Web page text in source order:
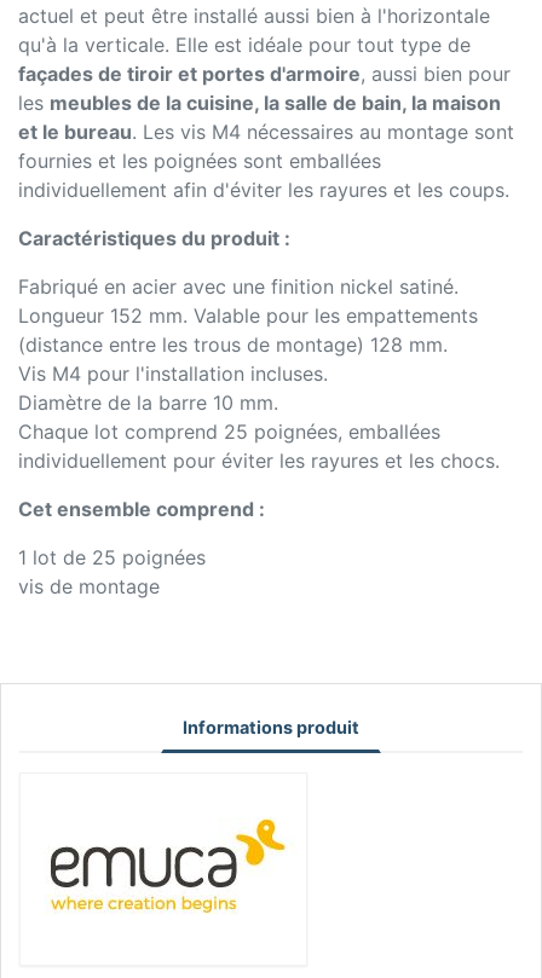
actuel et peut être installé aussi bien à l'horizontale
qu'à la verticale. Elle est idéale pour tout type de
façades de tiroir et portes d'armoire, aussi bien pour
les meubles de la cuisine, la salle de bain, la maison
et le bureau. Les vis M4 nécessaires au montage sont
fournies et les poignées sont emballées
individuellement afin d'éviter les rayures et les coups.
Caractéristiques du produit :
Fabriqué en acier avec une finition nickel satiné.
Longueur 152 mm. Valable pour les empattements
(distance entre les trous de montage) 128 mm.
Vis M4 pour l'installation incluses.
Diamètre de la barre 10 mm.
Chaque lot comprend 25 poignées, emballées
individuellement pour éviter les rayures et les chocs.
Cet ensemble comprend :
1 lot de 25 poignées
vis de montage
Informations produit